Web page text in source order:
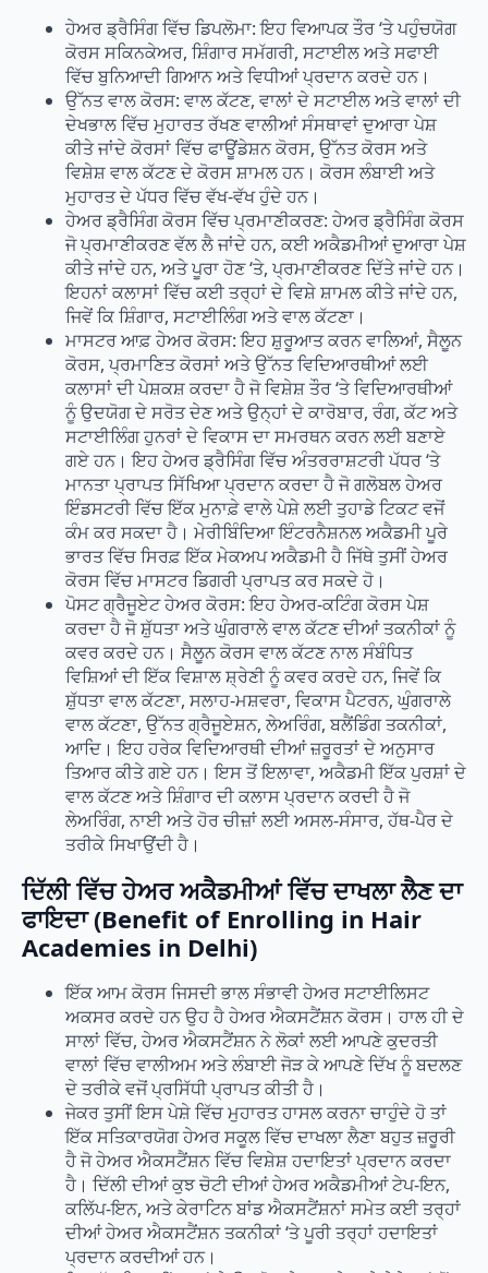
ਹੇਅਰ ਡ੍ਰੈਸਿੰਗ ਵਿੱਚ ਡਿਪਲੋਮਾ: ਇਹ ਵਿਆਪਕ ਤੌਰ ‘ਤੇ ਪਹੁੰਚਯੋਗ
ਕੋਰਸ ਸਕਿਨਕੇਅਰ, ਸ਼ਿੰਗਾਰ ਸਮੱਗਰੀ, ਸਟਾਈਲ ਅਤੇ ਸਫਾਈ
ਵਿੱਚ ਬੁਨਿਆਦੀ ਗਿਆਨ ਅਤੇ ਵਿਧੀਆਂ ਪ੍ਰਦਾਨ ਕਰਦੇ ਹਨ।
ਉੱਨਤ ਵਾਲ ਕੋਰਸ: ਵਾਲ ਕੱਟਣ, ਵਾਲਾਂ ਦੇ ਸਟਾਈਲ ਅਤੇ ਵਾਲਾਂ ਦੀ
ਦੇਖਭਾਲ ਵਿੱਚ ਮੁਹਾਰਤ ਰੱਖਣ ਵਾਲੀਆਂ ਸੰਸਥਾਵਾਂ ਦੁਆਰਾ ਪੇਸ਼
ਕੀਤੇ ਜਾਂਦੇ ਕੋਰਸਾਂ ਵਿੱਚ ਫਾਊਂਡੇਸ਼ਨ ਕੋਰਸ, ਉੱਨਤ ਕੋਰਸ ਅਤੇ
ਵਿਸ਼ੇਸ਼ ਵਾਲ ਕੱਟਣ ਦੇ ਕੋਰਸ ਸ਼ਾਮਲ ਹਨ। ਕੋਰਸ ਲੰਬਾਈ ਅਤੇ
ਮੁਹਾਰਤ ਦੇ ਪੱਧਰ ਵਿੱਚ ਵੱਖ-ਵੱਖ ਹੁੰਦੇ ਹਨ।
ਹੇਅਰ ਡ੍ਰੈਸਿੰਗ ਕੋਰਸ ਵਿੱਚ ਪ੍ਰਮਾਣੀਕਰਣ: ਹੇਅਰ ਡ੍ਰੈਸਿੰਗ ਕੋਰਸ
ਜੋ ਪ੍ਰਮਾਣੀਕਰਣ ਵੱਲ ਲੈ ਜਾਂਦੇ ਹਨ, ਕਈ ਅਕੈਡਮੀਆਂ ਦੁਆਰਾ ਪੇਸ਼
ਕੀਤੇ ਜਾਂਦੇ ਹਨ, ਅਤੇ ਪੂਰਾ ਹੋਣ ‘ਤੇ, ਪ੍ਰਮਾਣੀਕਰਣ ਦਿੱਤੇ ਜਾਂਦੇ ਹਨ।
ਇਹਨਾਂ ਕਲਾਸਾਂ ਵਿੱਚ ਕਈ ਤਰ੍ਹਾਂ ਦੇ ਵਿਸ਼ੇ ਸ਼ਾਮਲ ਕੀਤੇ ਜਾਂਦੇ ਹਨ,
ਜਿਵੇਂ ਕਿ ਸ਼ਿੰਗਾਰ, ਸਟਾਈਲਿੰਗ ਅਤੇ ਵਾਲ ਕੱਟਣਾ।
ਮਾਸਟਰ ਆਫ਼ ਹੇਅਰ ਕੋਰਸ: ਇਹ ਸ਼ੁਰੂਆਤ ਕਰਨ ਵਾਲਿਆਂ, ਸੈਲੂਨ
ਕੋਰਸ, ਪ੍ਰਮਾਣਿਤ ਕੋਰਸਾਂ ਅਤੇ ਉੱਨਤ ਵਿਦਿਆਰਥੀਆਂ ਲਈ
ਕਲਾਸਾਂ ਦੀ ਪੇਸ਼ਕਸ਼ ਕਰਦਾ ਹੈ ਜੋ ਵਿਸ਼ੇਸ਼ ਤੌਰ ‘ਤੇ ਵਿਦਿਆਰਥੀਆਂ
ਨੂੰ ਉਦਯੋਗ ਦੇ ਸਰੋਤ ਦੇਣ ਅਤੇ ਉਨ੍ਹਾਂ ਦੇ ਕਾਰੋਬਾਰ, ਰੰਗ, ਕੱਟ ਅਤੇ
ਸਟਾਈਲਿੰਗ ਹੁਨਰਾਂ ਦੇ ਵਿਕਾਸ ਦਾ ਸਮਰਥਨ ਕਰਨ ਲਈ ਬਣਾਏ
ਗਏ ਹਨ। ਇਹ ਹੇਅਰ ਡ੍ਰੈਸਿੰਗ ਵਿੱਚ ਅੰਤਰਰਾਸ਼ਟਰੀ ਪੱਧਰ ‘ਤੇ
ਮਾਨਤਾ ਪ੍ਰਾਪਤ ਸਿੱਖਿਆ ਪ੍ਰਦਾਨ ਕਰਦਾ ਹੈ ਜੋ ਗਲੋਬਲ ਹੇਅਰ
ਇੰਡਸਟਰੀ ਵਿੱਚ ਇੱਕ ਮੁਨਾਫ਼ੇ ਵਾਲੇ ਪੇਸ਼ੇ ਲਈ ਤੁਹਾਡੇ ਟਿਕਟ ਵਜੋਂ
ਕੰਮ ਕਰ ਸਕਦਾ ਹੈ। ਮੇਰੀਬਿੰਦਿਆ ਇੰਟਰਨੈਸ਼ਨਲ ਅਕੈਡਮੀ ਪੂਰੇ
ਭਾਰਤ ਵਿੱਚ ਸਿਰਫ਼ ਇੱਕ ਮੇਕਅਪ ਅਕੈਡਮੀ ਹੈ ਜਿੱਥੇ ਤੁਸੀਂ ਹੇਅਰ
ਕੋਰਸ ਵਿੱਚ ਮਾਸਟਰ ਡਿਗਰੀ ਪ੍ਰਾਪਤ ਕਰ ਸਕਦੇ ਹੋ।
ਪੋਸਟ ਗ੍ਰੈਜੂਏਟ ਹੇਅਰ ਕੋਰਸ: ਇਹ ਹੇਅਰ-ਕਟਿੰਗ ਕੋਰਸ ਪੇਸ਼
ਕਰਦਾ ਹੈ ਜੋ ਸ਼ੁੱਧਤਾ ਅਤੇ ਘੁੰਗਰਾਲੇ ਵਾਲ ਕੱਟਣ ਦੀਆਂ ਤਕਨੀਕਾਂ ਨੂੰ
ਕਵਰ ਕਰਦੇ ਹਨ। ਸੈਲੂਨ ਕੋਰਸ ਵਾਲ ਕੱਟਣ ਨਾਲ ਸੰਬੰਧਿਤ
ਵਿਸ਼ਿਆਂ ਦੀ ਇੱਕ ਵਿਸ਼ਾਲ ਸ਼੍ਰੇਣੀ ਨੂੰ ਕਵਰ ਕਰਦੇ ਹਨ, ਜਿਵੇਂ ਕਿ
ਸ਼ੁੱਧਤਾ ਵਾਲ ਕੱਟਣਾ, ਸਲਾਹ-ਮਸ਼ਵਰਾ, ਵਿਕਾਸ ਪੈਟਰਨ, ਘੁੰਗਰਾਲੇ
ਵਾਲ ਕੱਟਣਾ, ਉੱਨਤ ਗ੍ਰੈਜੂਏਸ਼ਨ, ਲੇਅਰਿੰਗ, ਬਲੈਂਡਿੰਗ ਤਕਨੀਕਾਂ,
ਆਦਿ। ਇਹ ਹਰੇਕ ਵਿਦਿਆਰਥੀ ਦੀਆਂ ਜ਼ਰੂਰਤਾਂ ਦੇ ਅਨੁਸਾਰ
ਤਿਆਰ ਕੀਤੇ ਗਏ ਹਨ। ਇਸ ਤੋਂ ਇਲਾਵਾ, ਅਕੈਡਮੀ ਇੱਕ ਪੁਰਸ਼ਾਂ ਦੇ
ਵਾਲ ਕੱਟਣ ਅਤੇ ਸ਼ਿੰਗਾਰ ਦੀ ਕਲਾਸ ਪ੍ਰਦਾਨ ਕਰਦੀ ਹੈ ਜੋ
ਲੇਅਰਿੰਗ, ਨਾਈ ਅਤੇ ਹੋਰ ਚੀਜ਼ਾਂ ਲਈ ਅਸਲ-ਸੰਸਾਰ, ਹੱਥ-ਪੈਰ ਦੇ
ਤਰੀਕੇ ਸਿਖਾਉਂਦੀ ਹੈ।
ਦਿੱਲੀ ਵਿੱਚ ਹੇਅਰ ਅਕੈਡਮੀਆਂ ਵਿੱਚ ਦਾਖਲਾ ਲੈਣ ਦਾ
ਫਾਇਦਾ (Benefit of Enrolling in Hair
Academies in Delhi)
ਇੱਕ ਆਮ ਕੋਰਸ ਜਿਸਦੀ ਭਾਲ ਸੰਭਾਵੀ ਹੇਅਰ ਸਟਾਈਲਿਸਟ
ਅਕਸਰ ਕਰਦੇ ਹਨ ਉਹ ਹੈ ਹੇਅਰ ਐਕਸਟੈਂਸ਼ਨ ਕੋਰਸ। ਹਾਲ ਹੀ ਦੇ
ਸਾਲਾਂ ਵਿੱਚ, ਹੇਅਰ ਐਕਸਟੈਂਸ਼ਨ ਨੇ ਲੋਕਾਂ ਲਈ ਆਪਣੇ ਕੁਦਰਤੀ
ਵਾਲਾਂ ਵਿੱਚ ਵਾਲੀਅਮ ਅਤੇ ਲੰਬਾਈ ਜੋੜ ਕੇ ਆਪਣੇ ਦਿੱਖ ਨੂੰ ਬਦਲਣ
ਦੇ ਤਰੀਕੇ ਵਜੋਂ ਪ੍ਰਸਿੱਧੀ ਪ੍ਰਾਪਤ ਕੀਤੀ ਹੈ।
ਜੇਕਰ ਤੁਸੀਂ ਇਸ ਪੇਸ਼ੇ ਵਿੱਚ ਮੁਹਾਰਤ ਹਾਸਲ ਕਰਨਾ ਚਾਹੁੰਦੇ ਹੋ ਤਾਂ
ਇੱਕ ਸਤਿਕਾਰਯੋਗ ਹੇਅਰ ਸਕੂਲ ਵਿੱਚ ਦਾਖਲਾ ਲੈਣਾ ਬਹੁਤ ਜ਼ਰੂਰੀ
ਹੈ ਜੋ ਹੇਅਰ ਐਕਸਟੈਂਸ਼ਨ ਵਿੱਚ ਵਿਸ਼ੇਸ਼ ਹਦਾਇਤਾਂ ਪ੍ਰਦਾਨ ਕਰਦਾ
ਹੈ। ਦਿੱਲੀ ਦੀਆਂ ਕੁਝ ਚੋਟੀ ਦੀਆਂ ਹੇਅਰ ਅਕੈਡਮੀਆਂ ਟੇਪ-ਇਨ,
ਕਲਿੱਪ-ਇਨ, ਅਤੇ ਕੇਰਾਟਿਨ ਬਾਂਡ ਐਕਸਟੈਂਸ਼ਨਾਂ ਸਮੇਤ ਕਈ ਤਰ੍ਹਾਂ
ਦੀਆਂ ਹੇਅਰ ਐਕਸਟੈਂਸ਼ਨ ਤਕਨੀਕਾਂ ‘ਤੇ ਪੂਰੀ ਤਰ੍ਹਾਂ ਹਦਾਇਤਾਂ
ਪ੍ਰਦਾਨ ਕਰਦੀਆਂ ਹਨ।